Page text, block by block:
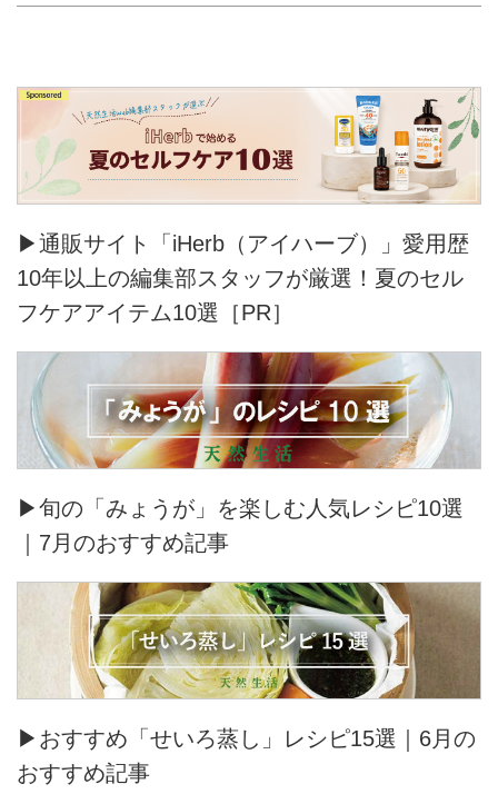
▶通販サイト「iHerb（アイハーブ）」愛用歴
10年以上の編集部スタッフが厳選！夏のセル
フケアアイテム10選［PR］
▶旬の「みょうが」を楽しむ人気レシピ10選
｜7月のおすすめ記事
▶おすすめ「せいろ蒸し」レシピ15選｜6月の
おすすめ記事